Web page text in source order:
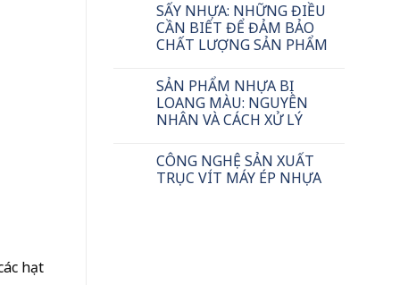
hạt
SẤY NHỰA: NHỮNG ĐIỀU
CẦN BIẾT ĐỂ ĐẢM BẢO
CHẤT LƯỢNG SẢN PHẨM
SẢN PHẨM NHỰA BỊ
LOANG MÀU: NGUYÊN
NHÂN VÀ CÁCH XỬ LÝ
CÔNG NGHỆ SẢN XUẤT
TRỤC VÍT MÁY ÉP NHỰA